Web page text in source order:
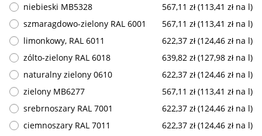
niebieski MB5328
567,11 zł (113,41 zł na l)
szmaragdowo-zielony RAL 6001
567,11 zł (113,41 zł na l)
limonkowy, RAL 6011
622,37 zł (124,46 zł na l)
zólto-zielony RAL 6018
639,82 zł (127,98 zł na l)
naturalny zielony 0610
622,37 zł (124,46 zł na l)
zielony MB6277
567,11 zł (113,41 zł na l)
srebrnoszary RAL 7001
622,37 zł (124,46 zł na l)
ciemnoszary RAL 7011
622,37 zł (124,46 zł na l)